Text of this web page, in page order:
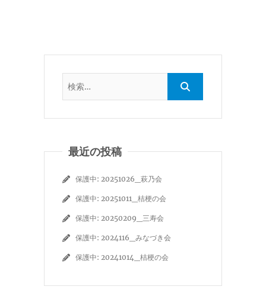
最近の投稿
保護中: 20251026_萩乃会
保護中: 20251011_桔梗の会
保護中: 20250209_三寿会
保護中: 2024116_みなづき会
保護中: 20241014_桔梗の会